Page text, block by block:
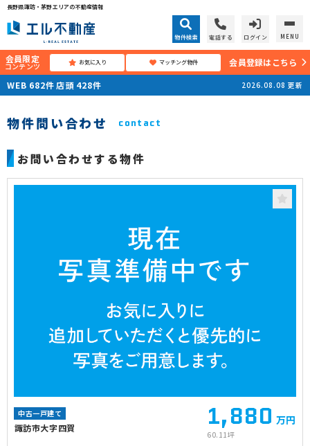
長野県諏訪・茅野エリアの不動産情報
物件検索 電話する ログイン MENU
会員限定
コンテンツ お気に入り マッチング物件
会員登録はこちら
WEB 682件 店頭 428件 2026.08.08 更新
物件問い合わせ contact
お問い合わせする物件
中古一戸建て
諏訪市大字四賀 1,880 万円
60.11坪